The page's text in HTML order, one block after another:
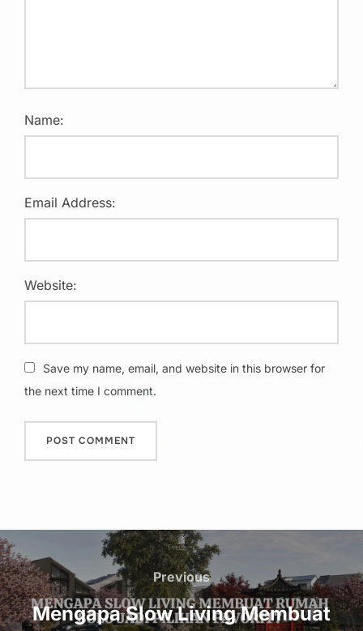
Name:
Email Address:
Website:
Save my name, email, and website in this browser for
the next time I comment.
Post
navigation
Previous
Previous
Mengapa Slow Living Membuat